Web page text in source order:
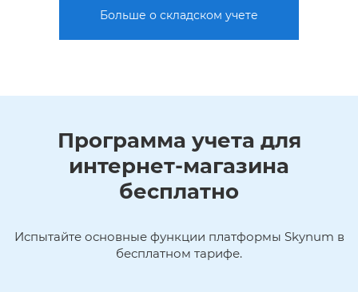
Больше о складском учете
Программа учета для
интернет-магазина
бесплатно
Испытайте основные функции платформы Skynum в
бесплатном тарифе.